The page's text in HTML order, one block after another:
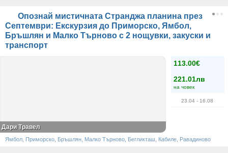
Опознай мистичната Странджа планина през
Септември: Екскурзия до Приморско, Ямбол,
Бръшлян и Малко Търново с 2 нощувки, закуски и
транспорт
113.00€
221.01лв
на човек
23.04 - 16.08
Дари Травел
Ямбол, Приморско, Бръшлян, Малко Търново, Бегликташ, Кабиле, Равадиново